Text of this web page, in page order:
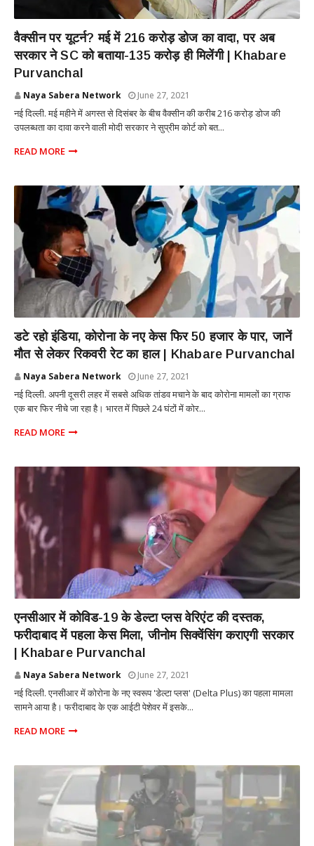
वैक्सीन पर यूटर्न? मई में 216 करोड़ डोज का वादा, पर अब
सरकार ने SC को बताया-135 करोड़ ही मिलेंगी | Khabare
Purvanchal
Naya Sabera Network June 27, 2021
नई दिल्ली. मई महीने में अगस्त से दिसंबर के बीच वैक्सीन की करीब 216 करोड़ डोज की
उपलब्धता का दावा करने वाली मोदी सरकार ने सुप्रीम कोर्ट को बत...
READ MORE
डटे रहो इंडिया, कोरोना के नए केस फिर 50 हजार के पार, जानें
मौत से लेकर रिकवरी रेट का हाल | Khabare Purvanchal
Naya Sabera Network June 27, 2021
नई दिल्ली. अपनी दूसरी लहर में सबसे अधिक तांडव मचाने के बाद कोरोना मामलों का ग्राफ
एक बार फिर नीचे जा रहा है। भारत में पिछले 24 घंटों में कोर...
READ MORE
एनसीआर में कोविड-19 के डेल्टा प्लस वेरिएंट की दस्तक,
फरीदाबाद में पहला केस मिला, जीनोम सिक्वेंसिंग कराएगी सरकार
| Khabare Purvanchal
Naya Sabera Network June 27, 2021
नई दिल्ली. एनसीआर में कोरोना के नए स्वरूप 'डेल्टा प्लस' (Delta Plus) का पहला मामला
सामने आया है। फरीदाबाद के एक आईटी पेशेवर में इसके...
READ MORE